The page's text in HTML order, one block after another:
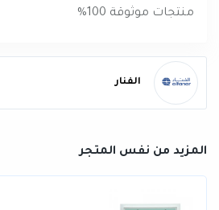
منتجات موثوقة 100%
الفنار
المزيد من نفس المتجر